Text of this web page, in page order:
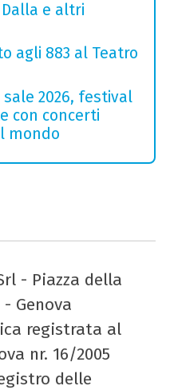
e altri
agli 883 al Teatro
2026, festival
con concerti
mondo
- Piazza della
Genova
registrata al
nr. 16/2005
delle